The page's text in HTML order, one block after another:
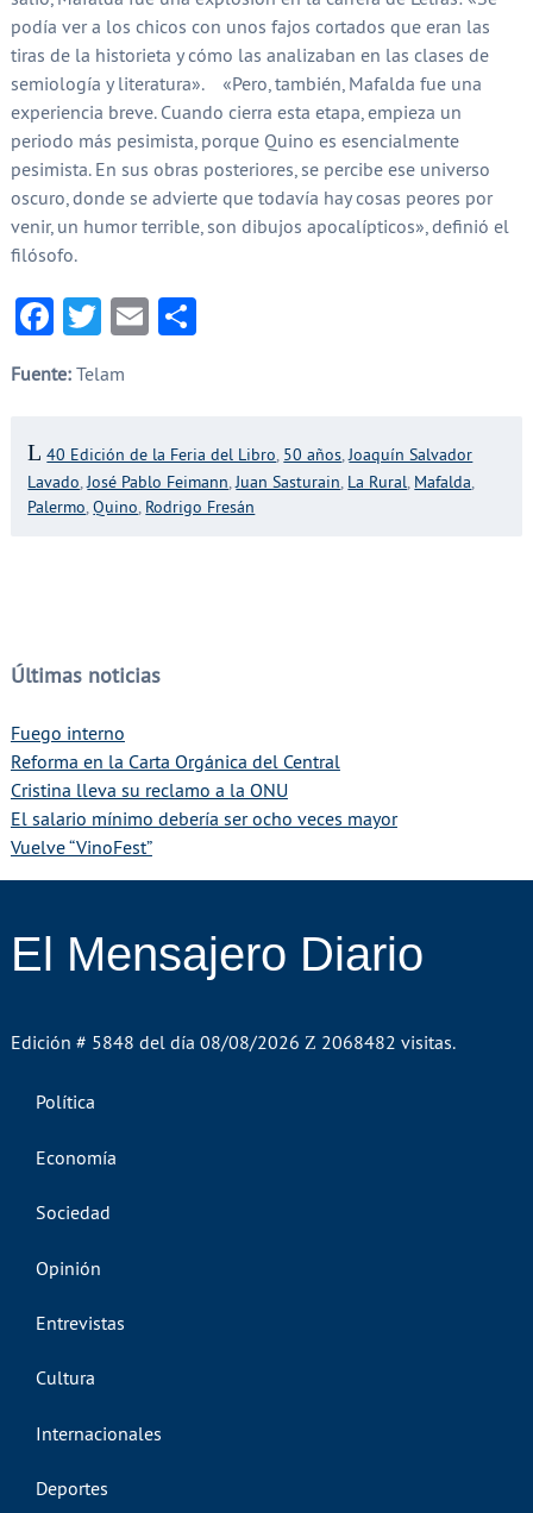
podía ver a los chicos con unos fajos cortados que eran las
tiras de la historieta y cómo las analizaban en las clases de
semiología y literatura». «Pero, también, Mafalda fue una
experiencia breve. Cuando cierra esta etapa, empieza un
periodo más pesimista, porque Quino es esencialmente
pesimista. En sus obras posteriores, se percibe ese universo
oscuro, donde se advierte que todavía hay cosas peores por
venir, un humor terrible, son dibujos apocalípticos», definió el
filósofo.
Facebook
Twitter
EmailCompartir
Fuente:Telam
40 Edición de la Feria del Libro, 50 años,Joaquín Salvador
Lavado,José Pablo Feimann,Juan Sasturain, La Rural, Mafalda,
Palermo,Quino, Rodrigo Fresán
Últimas noticias
Fuego interno
Reforma en la Carta Orgánica del Central
Cristina lleva su reclamo a la ONU
El salario mínimo debería ser ocho veces mayor
Vuelve “VinoFest”
El Mensajero Diario
Edición # 5848 del día 08/08/2026 2068482 visitas.
Política
Economía
Sociedad
Opinión
Entrevistas
Cultura
Internacionales
Deportes